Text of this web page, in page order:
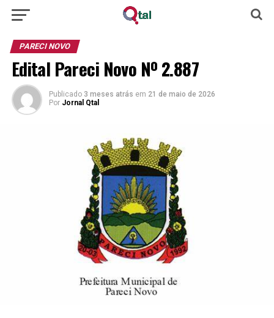
PARECI NOVO
Edital Pareci Novo Nº 2.887
Publicado 3 meses atrás em 21 de maio de 2026
Por Jornal Qtal